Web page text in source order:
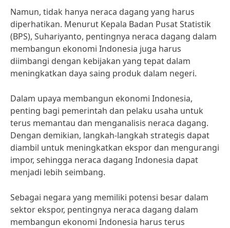
Namun, tidak hanya neraca dagang yang harus
diperhatikan. Menurut Kepala Badan Pusat Statistik
(BPS), Suhariyanto, pentingnya neraca dagang dalam
membangun ekonomi Indonesia juga harus
diimbangi dengan kebijakan yang tepat dalam
meningkatkan daya saing produk dalam negeri.
Dalam upaya membangun ekonomi Indonesia,
penting bagi pemerintah dan pelaku usaha untuk
terus memantau dan menganalisis neraca dagang.
Dengan demikian, langkah-langkah strategis dapat
diambil untuk meningkatkan ekspor dan mengurangi
impor, sehingga neraca dagang Indonesia dapat
menjadi lebih seimbang.
Sebagai negara yang memiliki potensi besar dalam
sektor ekspor, pentingnya neraca dagang dalam
membangun ekonomi Indonesia harus terus